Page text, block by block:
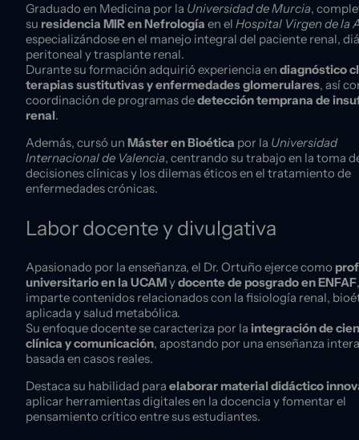
Graduado en Medicina por la Universidad de Murcia,
su residencia MIR en Nefrología en el Hospital Virgen de la
especializándose en el manejo integral del paciente renal,
peritoneal y trasplante renal.
Durante su formación adquirió experiencia en diagnóstico
terapias sustitutivas y enfermedades glomerulares, así
coordinación de programas dedetección temprana de
renal.
Además, cursó un Máster en Bioética por la Universidad
Internacional de Valencia, centrando su trabajo en la toma
decisiones clínicas y los dilemas éticos en el tratamiento de
enfermedades crónicas.
Labor docente y divulgativa
Apasionado por la enseñanza, el Dr. Ortuño ejerce como
universitario en la UCAMydocente de posgrado en ENFAF
imparte contenidos relacionados con la fisiología renal,
aplicada y salud metabólica.
Su enfoque docente se caracteriza por la integración de
clínica y comunicación, apostando por una enseñanza
basada en casos reales.
Destaca su habilidad para elaborar material didáctico
aplicar herramientas digitales en la docencia y fomentar el
pensamiento crítico entre sus estudiantes.